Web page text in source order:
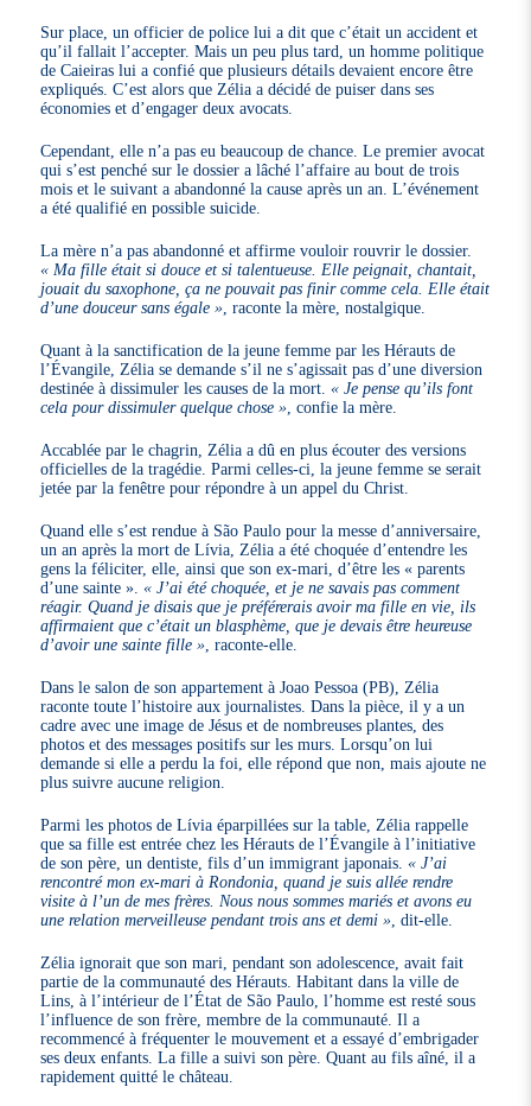
Sur place, un officier de police lui a dit que c’était un accident et
qu’il fallait l’accepter. Mais un peu plus tard, un homme politique
de Caieiras lui a confié que plusieurs détails devaient encore être
expliqués. C’est alors que Zélia a décidé de puiser dans ses
économies et d’engager deux avocats.
Cependant, elle n’a pas eu beaucoup de chance. Le premier avocat
qui s’est penché sur le dossier a lâché l’affaire au bout de trois
mois et le suivant a abandonné la cause après un an. L’événement
a été qualifié en possible suicide.
La mère n’a pas abandonné et affirme vouloir rouvrir le dossier.
« Ma fille était si douce et si talentueuse. Elle peignait, chantait,
jouait du saxophone, ça ne pouvait pas finir comme cela. Elle était
d’une douceur sans égale » , raconte la mère, nostalgique.
Quant à la sanctification de la jeune femme par les Hérauts de
l’Évangile, Zélia se demande s’il ne s’agissait pas d’une diversion
destinée à dissimuler les causes de la mort.« Je pense qu’ils font
cela pour dissimuler quelque chose » , confie la mère.
Accablée par le chagrin, Zélia a dû en plus écouter des versions
officielles de la tragédie. Parmi celles-ci, la jeune femme se serait
jetée par la fenêtre pour répondre à un appel du Christ.
Quand elle s’est rendue à São Paulo pour la messe d’anniversaire,
un an après la mort de Lívia, Zélia a été choquée d’entendre les
gens la féliciter, elle, ainsi que son ex-mari, d’être les « parents
d’une sainte ».« J’ai été choquée, et je ne savais pas comment
réagir. Quand je disais que je préférerais avoir ma fille en vie, ils
affirmaient que c’était un blasphème, que je devais être heureuse
d’avoir une sainte fille » , raconte-elle.
Dans le salon de son appartement à Joao Pessoa (PB), Zélia
raconte toute l’histoire aux journalistes. Dans la pièce, il y a un
cadre avec une image de Jésus et de nombreuses plantes, des
photos et des messages positifs sur les murs. Lorsqu’on lui
demande si elle a perdu la foi, elle répond que non, mais ajoute ne
plus suivre aucune religion.
Parmi les photos de Lívia éparpillées sur la table, Zélia rappelle
que sa fille est entrée chez les Hérauts de l’Évangile à l’initiative
de son père, un dentiste, fils d’un immigrant japonais.« J’ai
rencontré mon ex-mari à Rondonia, quand je suis allée rendre
visite à l’un de mes frères. Nous nous sommes mariés et avons eu
une relation merveilleuse pendant trois ans et demi » , dit-elle.
Zélia ignorait que son mari, pendant son adolescence, avait fait
partie de la communauté des Hérauts. Habitant dans la ville de
Lins, à l’intérieur de l’État de São Paulo, l’homme est resté sous
l’influence de son frère, membre de la communauté. Il a
recommencé à fréquenter le mouvement et a essayé d’embrigader
ses deux enfants. La fille a suivi son père. Quant au fils aîné, il a
rapidement quitté le château.